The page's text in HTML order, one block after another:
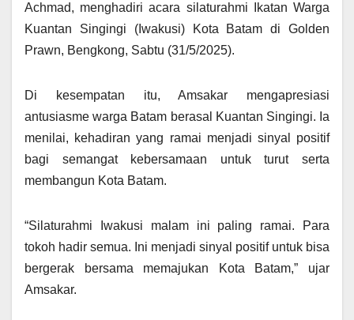
Achmad, menghadiri acara silaturahmi Ikatan Warga
Kuantan Singingi (Iwakusi) Kota Batam di Golden
Prawn, Bengkong, Sabtu (31/5/2025).
Di kesempatan itu, Amsakar mengapresiasi
antusiasme warga Batam berasal Kuantan Singingi. Ia
menilai, kehadiran yang ramai menjadi sinyal positif
bagi semangat kebersamaan untuk turut serta
membangun Kota Batam.
“Silaturahmi Iwakusi malam ini paling ramai. Para
tokoh hadir semua. Ini menjadi sinyal positif untuk bisa
bergerak bersama memajukan Kota Batam,” ujar
Amsakar.